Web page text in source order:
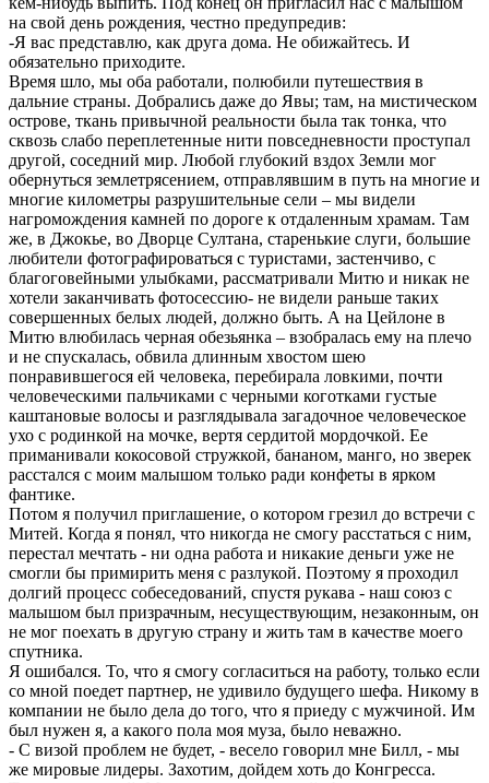
на свой день рождения, честно предупредив:
-Я вас представлю, как друга дома. Не обижайтесь. И
обязательно приходите.
Время шло, мы оба работали, полюбили путешествия в
дальние страны. Добрались даже до Явы; там, на мистическом
острове, ткань привычной реальности была так тонка, что
сквозь слабо переплетенные нити повседневности проступал
другой, соседний мир. Любой глубокий вздох Земли мог
обернуться землетрясением, отправлявшим в путь на многие и
многие километры разрушительные сели – мы видели
нагромождения камней по дороге к отдаленным храмам. Там
же, в Джокье, во Дворце Султана, старенькие слуги, большие
любители фотографироваться с туристами, застенчиво, с
благоговейными улыбками, рассматривали Митю и никак не
хотели заканчивать фотосессию- не видели раньше таких
совершенных белых людей, должно быть. А на Цейлоне в
Митю влюбилась черная обезьянка – взобралась ему на плечо
и не спускалась, обвила длинным хвостом шею
понравившегося ей человека, перебирала ловкими, почти
человеческими пальчиками с черными коготками густые
каштановые волосы и разглядывала загадочное человеческое
ухо с родинкой на мочке, вертя сердитой мордочкой. Ее
приманивали кокосовой стружкой, бананом, манго, но зверек
расстался с моим малышом только ради конфеты в ярком
фантике.
Потом я получил приглашение, о котором грезил до встречи с
Митей. Когда я понял, что никогда не смогу расстаться с ним,
перестал мечтать - ни одна работа и никакие деньги уже не
смогли бы примирить меня с разлукой. Поэтому я проходил
долгий процесс собеседований, спустя рукава - наш союз с
малышом был призрачным, несуществующим, незаконным, он
не мог поехать в другую страну и жить там в качестве моего
спутника.
Я ошибался. То, что я смогу согласиться на работу, только если
со мной поедет партнер, не удивило будущего шефа. Никому в
компании не было дела до того, что я приеду с мужчиной. Им
был нужен я, а какого пола моя муза, было неважно.
- С визой проблем не будет, - весело говорил мне Билл, - мы
же мировые лидеры. Захотим, дойдем хоть до Конгресса.